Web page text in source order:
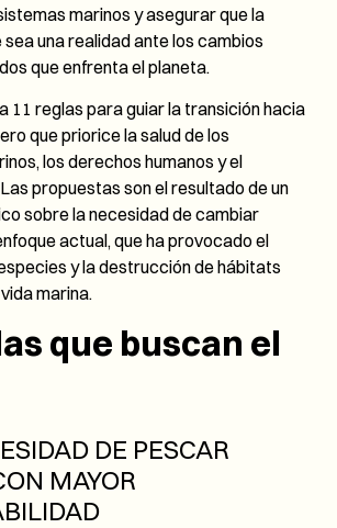
marinos y asegurar que la
una realidad ante los cambios
que enfrenta el planeta.
11 reglas para guiar la transición hacia
que priorice la salud de los
los derechos humanos y el
propuestas son el resultado de un
sobre la necesidad de cambiar
actual, que ha provocado el
y la destrucción de hábitats
marina.
que buscan el
DE PESCAR
MAYOR